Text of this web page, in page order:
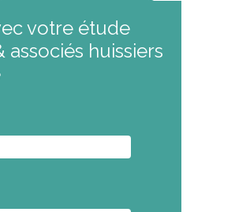
votre étude
associés huissiers